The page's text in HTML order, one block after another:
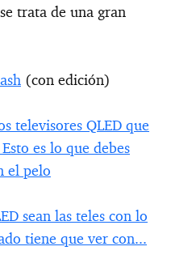
trata de una gran
(con edición)
televisores QLED que
es lo que debes
el pelo
sean las teles con lo
tiene que ver con...